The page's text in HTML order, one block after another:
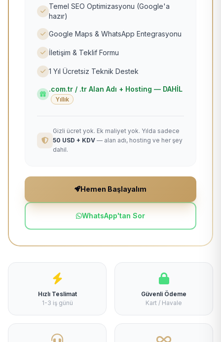
Temel SEO Optimizasyonu (Google'a
hazır)
Google Maps & WhatsApp Entegrasyonu
İletişim & Teklif Formu
1 Yıl Ücretsiz Teknik Destek
.com.tr / .tr Alan Adı + Hosting — DAHİL
Yıllık
Gizli ücret yok. Ek maliyet yok. Yılda sadece
50 USD + KDV — alan adı, hosting ve her şey
dahil.
Hemen Başlayalım
WhatsApp'tan Sor
Hızlı Teslimat
1-3 iş günü
Güvenli Ödeme
Kart / Havale